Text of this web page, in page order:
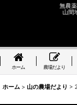
無農
山間
ホーム 農場だより
ホーム > 山の農場だより >